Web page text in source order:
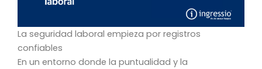
La seguridad laboral empieza por registros
confiables
En un entorno donde la puntualidad y la